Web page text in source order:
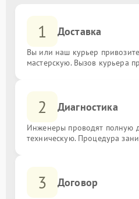
1 Доставка
Вы или наш курьер
мастерскую. Вызов курьера
2 Диагностика
Инженеры проводят полную
техническую. Процедура
3 Договор